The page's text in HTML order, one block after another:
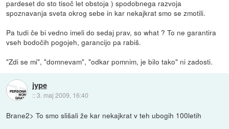
pardeset do sto tisoč let obstoja ) spodobnega razvoja
spoznavanja sveta okrog sebe in kar nekajkrat smo se zmotili.
Pa tudi če bi vedno imeli do sedaj prav, so what ? To ne garantira
vseh bodočih pogojeh, garancijo pa rabiš.
"Zdi se mi", "domnevam", "odkar pomnim, je bilo tako" ni zadosti.
jype
::3. maj 2009, 16:40
Brane2> To smo slišali že kar nekajkrat v teh ubogih 100letih